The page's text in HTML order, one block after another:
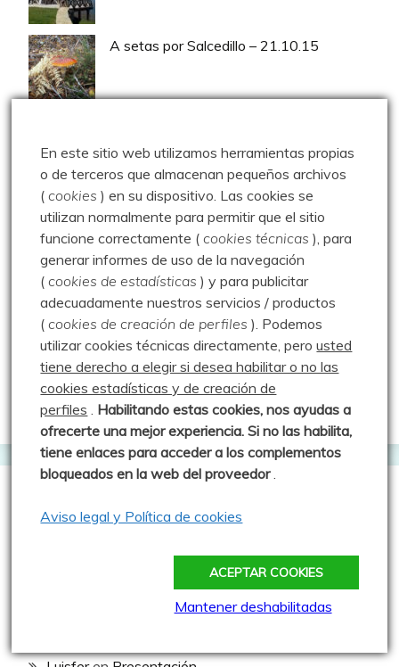
A setas por Salcedillo – 21.10.15
El Cable – Collada Bonita – Bulnes –
16.09.18
Pico Medio del Curavacas por el Corredor
Oblicuo y Curruquilla – 25.07.20
Baño en el Pozo Merino – 25.07.13
Erupción volcánica en Valdecebollas –
Erupción volcánica en
En este sitio web utilizamos herramientas propias
o de terceros que almacenan pequeños archivos
(cookies ) en su dispositivo. Las cookies se
utilizan normalmente para permitir que el sitio
funcione correctamente (cookies técnicas ), para
generar informes de uso de la navegación
(cookies de estadísticas ) y para publicitar
adecuadamente nuestros servicios / productos
(cookies de creación de perfiles ). Podemos
utilizar cookies técnicas directamente, perousted
tiene derecho a elegir si desea habilitar o no las
cookies estadísticas y de creación de
perfiles . Habilitando estas cookies, nos ayudas a
ofrecerte una mejor experiencia. Si no las habilita,
tiene enlaces para acceder a los complementos
bloqueados en la web del proveedor.
Aviso legal y Política de cookies
ACEPTAR COOKIES
Mantener deshabilitadas